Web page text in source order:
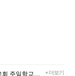
+ 더보기